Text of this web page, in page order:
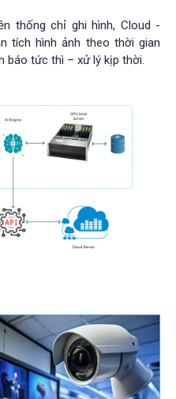
thống chỉ ghi hình, Cloud -
tích hình ảnh theo thời gian
báo tức thì – xử lý kịp thời.